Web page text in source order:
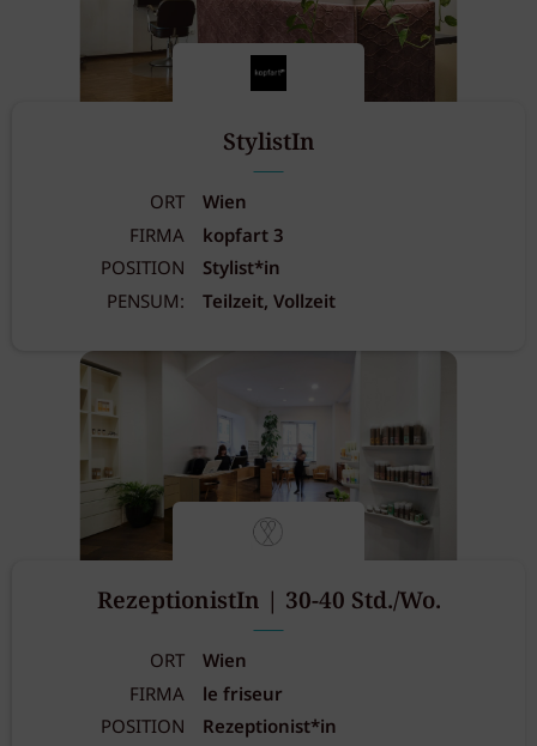
StylistIn
ORT
Wien
FIRMA
kopfart 3
POSITION
Stylist*in
PENSUM:
Teilzeit, Vollzeit
RezeptionistIn | 30-40 Std./Wo.
ORT
Wien
FIRMA
le friseur
POSITION
Rezeptionist*in